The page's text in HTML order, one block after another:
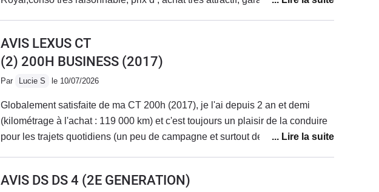
AVIS LEXUS CT
(2) 200H BUSINESS (2017)
Par Lucie S le 10/07/2026
Globalement satisfaite de ma CT 200h (2017), je l'ai depuis 2 an et demi
(kilométrage à l'achat : 119 000 km) et c'est toujours un plaisir de la conduire
pour les trajets quotidiens (un peu de campagne et surtout de la ville, je suis
changé la vie (plus de confort, conduite fluide... Et au revoir les problèmes !!).
AVIS DS DS 4 (2E GENERATION)